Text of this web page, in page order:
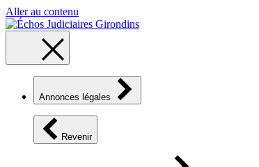
Aller au contenu
Annonces légales
Revenir